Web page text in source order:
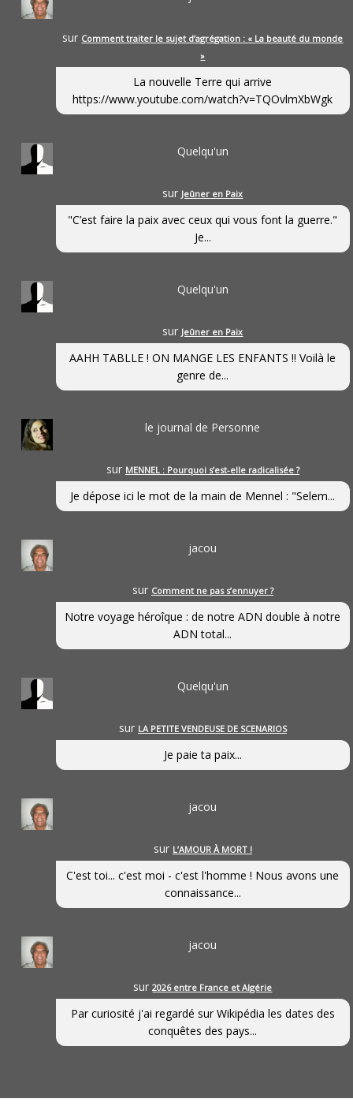
sur Comment traiter le sujet d’agrégation : « La beauté du monde
»
La nouvelle Terre qui arrive
https://www.youtube.com/watch?v=TQOvlmXbWgk
Quelqu'un
sur Jeûner en Paix
"C’est faire la paix avec ceux qui vous font la guerre."
Je...
Quelqu'un
sur Jeûner en Paix
AAHH TABLLE ! ON MANGE LES ENFANTS !! Voilà le
genre de...
le journal de Personne
sur MENNEL : Pourquoi s’est-elle radicalisée ?
Je dépose ici le mot de la main de Mennel : "Selem...
jacou
sur Comment ne pas s’ennuyer ?
Notre voyage héroîque : de notre ADN double à notre
ADN total...
Quelqu'un
sur LA PETITE VENDEUSE DE SCENARIOS
Je paie ta paix...
jacou
sur L’AMOUR À MORT !
C'est toi... c'est moi - c'est l'homme ! Nous avons une
connaissance...
jacou
sur2026 entre France et Algérie
Par curiosité j'ai regardé sur Wikipédia les dates des
conquêtes des pays...